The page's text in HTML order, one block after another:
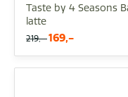
Taste by 4 Seasons
latte
219,- 169,-